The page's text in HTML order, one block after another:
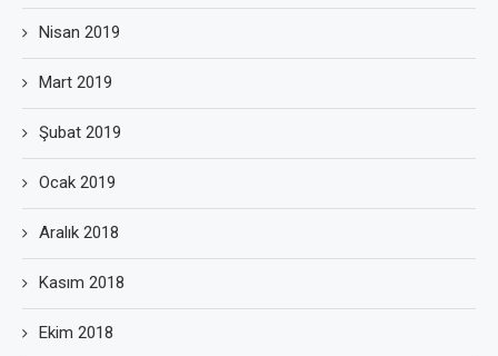
Nisan 2019
Mart 2019
Şubat 2019
Ocak 2019
Aralık 2018
Kasım 2018
Ekim 2018